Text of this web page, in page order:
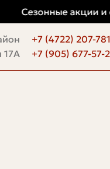
17А
+7 (4722) 207-781
+7 (905) 677-57-
Сезонные акции и